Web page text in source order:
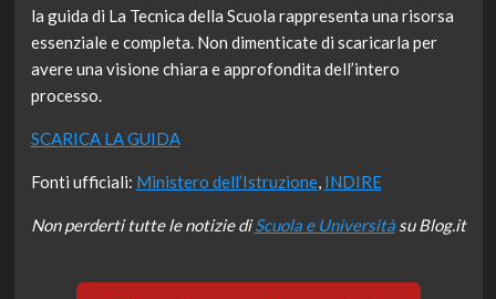
la guida di La Tecnica della Scuola rappresenta una risorsa
essenziale e completa. Non dimenticate di scaricarla per
avere una visione chiara e approfondita dell’intero
processo.
SCARICA LA GUIDA
Fonti ufficiali: Ministero dell’Istruzione, INDIRE
Non perderti tutte le notizie diScuola e Universitàsu Blog.it